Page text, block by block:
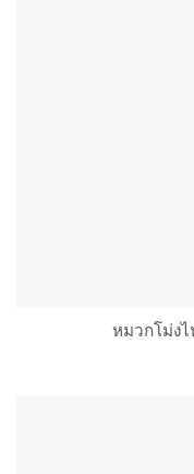
หมวกโม่ง